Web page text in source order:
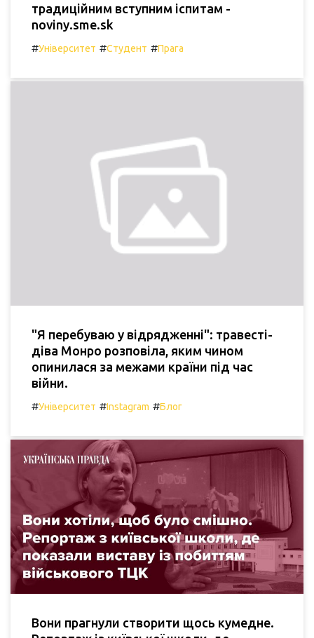
традиційним вступним іспитам -
noviny.sme.sk
#Університет #Студент #Прага
"Я перебуваю у відрядженні": травесті-
діва Монро розповіла, яким чином
опинилася за межами країни під час
війни.
#Університет #Instagram #Блог
Вони прагнули створити щось кумедне.